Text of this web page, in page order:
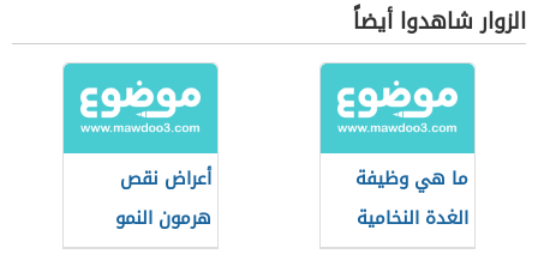
الزوار شاهدوا أيضاً
ما هي وظيفة
الغدة النخامية
أعراض نقص
هرمون النمو